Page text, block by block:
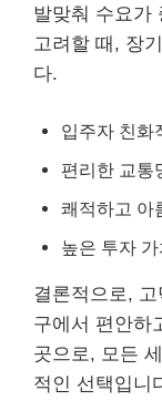
발맞춰 수요가
고려할 때, 장
다.
입주자 친화
편리한 교통
쾌적하고 아
높은 투자
결론적으로,
구에서 편안하
곳으로, 모든
적인 선택입니